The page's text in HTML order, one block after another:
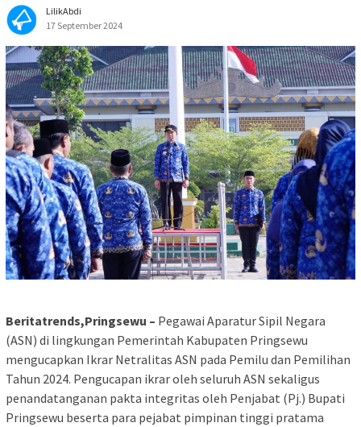
LilikAbdi
17 September 2024
Beritatrends,Pringsewu – Pegawai Aparatur Sipil Negara
(ASN) di lingkungan Pemerintah Kabupaten Pringsewu
mengucapkan Ikrar Netralitas ASN pada Pemilu dan Pemilihan
Tahun 2024. Pengucapan ikrar oleh seluruh ASN sekaligus
penandatanganan pakta integritas oleh Penjabat (Pj.) Bupati
Pringsewu beserta para pejabat pimpinan tinggi pratama